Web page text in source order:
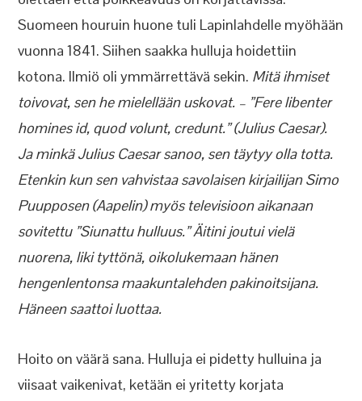
Suomeen houruin huone tuli Lapinlahdelle myöhään
vuonna 1841. Siihen saakka hulluja hoidettiin
kotona. Ilmiö oli ymmärrettävä sekin. Mitä ihmiset
toivovat, sen he mielellään uskovat. – ”Fere libenter
homines id, quod volunt, credunt.” (Julius Caesar).
Ja minkä Julius Caesar sanoo, sen täytyy olla totta.
Etenkin kun sen vahvistaa savolaisen kirjailijan Simo
Puupposen (Aapelin) myös televisioon aikanaan
sovitettu ”Siunattu hulluus.” Äitini joutui vielä
nuorena, liki tyttönä, oikolukemaan hänen
hengenlentonsa maakuntalehden pakinoitsijana.
Häneen saattoi luottaa.
Hoito on väärä sana. Hulluja ei pidetty hulluina ja
viisaat vaikenivat, ketään ei yritetty korjata